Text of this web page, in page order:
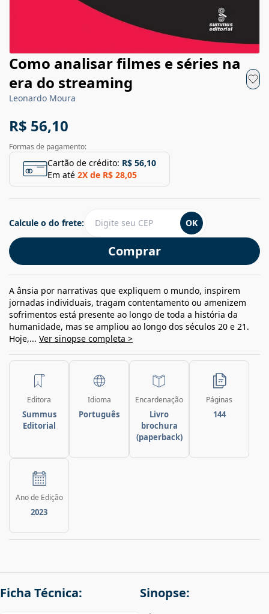
Como analisar filmes e séries na
era do streaming
Leonardo Moura
R$ 56,10
Formas de pagamento:
Cartão de crédito: R$ 56,10
Em até 2X de R$ 28,05
Comprar
Calcule o do frete: OK
A ânsia por narrativas que expliquem o mundo, inspirem
jornadas individuais, tragam contentamento ou amenizem
sofrimentos está presente ao longo de toda a história da
humanidade, mas se ampliou ao longo dos séculos 20 e 21.
Hoje,... Ver sinopse completa >
Editora
Summus
Editorial
Idioma
Português
Encardenação
Livro
brochura
(paperback)
Páginas
144
Ano de Edição
2023
Ficha Técnica: Sinopse: